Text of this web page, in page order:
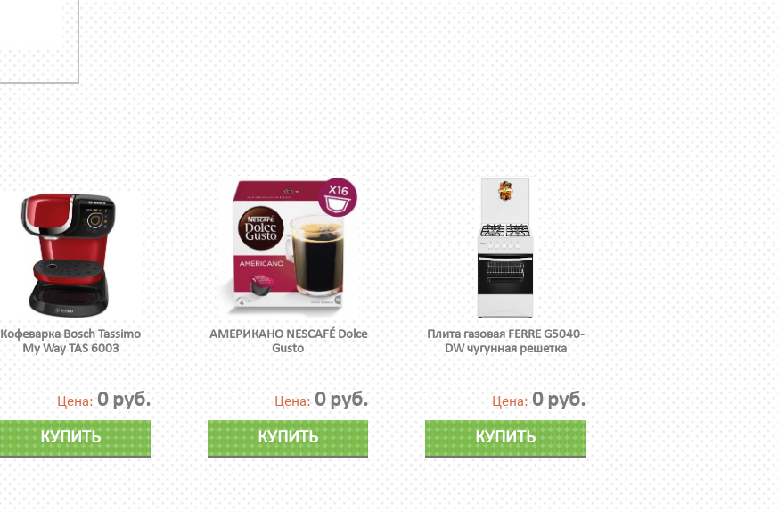
Кофеварка Bosch Tassimo
My Way TAS 6003
Цена: 0 руб.
КУПИТЬ
АМЕРИКАНО NESCAFÉ Dolce
Gusto
Цена: 0 руб.
КУПИТЬ
Плита газовая FERRE G5040-
DW чугунная решетка
Цена: 0 руб.
КУПИТЬ